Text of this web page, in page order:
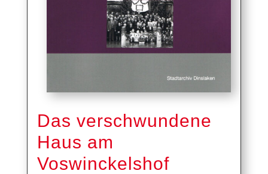
Das verschwundene
Haus am
Voswinckelshof